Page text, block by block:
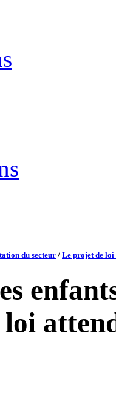
du secteur / Le projet de loi